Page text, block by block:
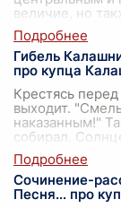
величие, но
Гибель
про купца
Крестясь
выходит.
наказанным!"
собирал.
Сочинение-
Песня… про